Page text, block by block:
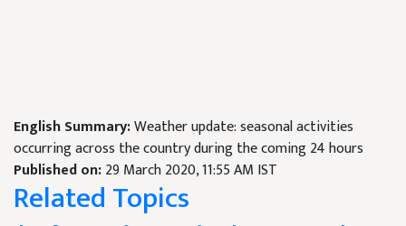
English Summary:Weather update: seasonal activities
occurring across the country during the coming 24 hours
Published on:29 March 2020, 11:55 AM IST
Related Topics